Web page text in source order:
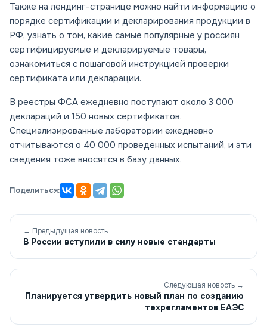
Также на лендинг-странице можно найти информацию о
порядке сертификации и декларирования продукции в
РФ, узнать о том, какие самые популярные у россиян
сертифицируемые и декларируемые товары,
ознакомиться с пошаговой инструкцией проверки
сертификата или декларации.
В реестры ФСА ежедневно поступают около 3 000
деклараций и 150 новых сертификатов.
Специализированные лаборатории ежедневно
отчитываются о 40 000 проведенных испытаний, и эти
сведения тоже вносятся в базу данных.
Поделиться:
← Предыдущая новость
В России вступили в силу новые стандарты
Следующая новость →
Планируется утвердить новый план по созданию
техрегламентов ЕАЭС